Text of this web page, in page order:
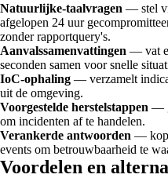
Natuurlijke-taalvragen — stel
afgelopen 24 uur
zonder rapportquery's.
Aanvalssamenvattingen — vat
seconden samen voor snelle
IoC-ophaling — verzamelt
uit de omgeving.
Voorgestelde herstelstappen —
om incidenten af te handelen.
Verankerde antwoorden —
events om betrouwbaarheid te
Voordelen en